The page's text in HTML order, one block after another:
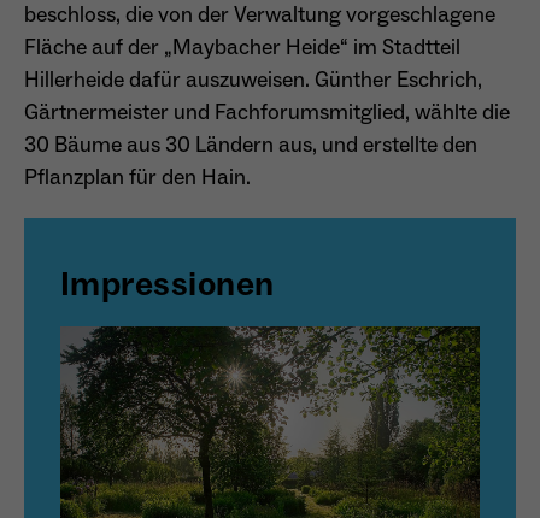
und die Rechte besitzt diese zu verwalten.
Anbieter Sgalinski
Speichert den Zustimmungsstatus des
Domäne.
Anbieter Matomo
Laufzeit 6 Monate
Zweck Speichert die Herkunft des Besuchers.
Anbieter Matomo
Laufzeit Sitzung
Zweck
Temporäre Session-ID, ohne
personenbezogene Daten.
beschloss, die von der Verwaltung vorgeschlagene
Fläche auf der „Maybacher Heide“ im Stadtteil
Hillerheide dafür auszuweisen. Günther Eschrich,
Gärtnermeister und Fachforumsmitglied, wählte die
30 Bäume aus 30 Ländern aus, und erstellte den
Pflanzplan für den Hain.
Impressionen